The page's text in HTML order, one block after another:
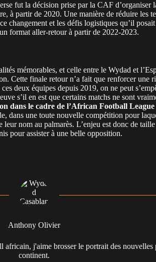
fut la décision prise par la CAF
à partir de 2020. Une manière de réduire les
changement et les défis logistiques qu’il
format aller-retour à partir de 2022-2023.
mémorables, et celle entre le Wydad et
Cette finale retour n’a fait que renforcer une
deux équipes depuis 2019, on ne peut
s’il en est que certains matchs ne sont
dans le cadre de l’African Football League
dans une toute nouvelle compétition pour
nom au palmarès. L’enjeu est donc de
pour assister à une belle opposition.
Anthony Olivier
j'aime brosser le portrait des nouvelles
continent.